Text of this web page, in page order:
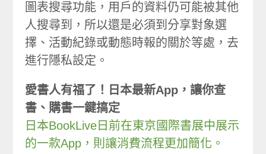
圖表搜尋功能，用戶的資料仍可能被其他
人搜尋到，所以還是必須到分享對象選
擇、活動紀錄或動態時報的關於等處，去
進行隱私設定。
愛書人有福了！日本最新App，讓你查
書、購書一鍵搞定
日本BookLive日前在東京國際書展中展示
的一款App，則讓消費流程更加簡化。